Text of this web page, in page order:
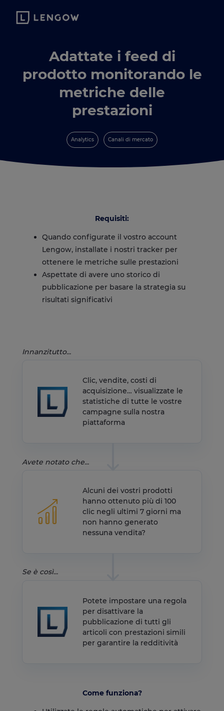
Adattate i feed di
prodotto monitorando le
metriche delle
prestazioni
Analytics Canali di mercato
Requisiti:
Quando configurate il vostro account
Lengow, installate i nostri tracker per
ottenere le metriche sulle prestazioni
Aspettate di avere uno storico di
pubblicazione per basare la strategia su
risultati significativi
Innanzitutto...
Clic, vendite, costi di
acquisizione… visualizzate le
statistiche di tutte le vostre
campagne sulla nostra
piattaforma
Avete notato che...
Alcuni dei vostri prodotti
hanno ottenuto più di 100
clic negli ultimi 7 giorni ma
non hanno generato
nessuna vendita?
Se è così...
Potete impostare una regola
per disattivare la
pubblicazione di tutti gli
articoli con prestazioni simili
per garantire la redditività
Come funziona?